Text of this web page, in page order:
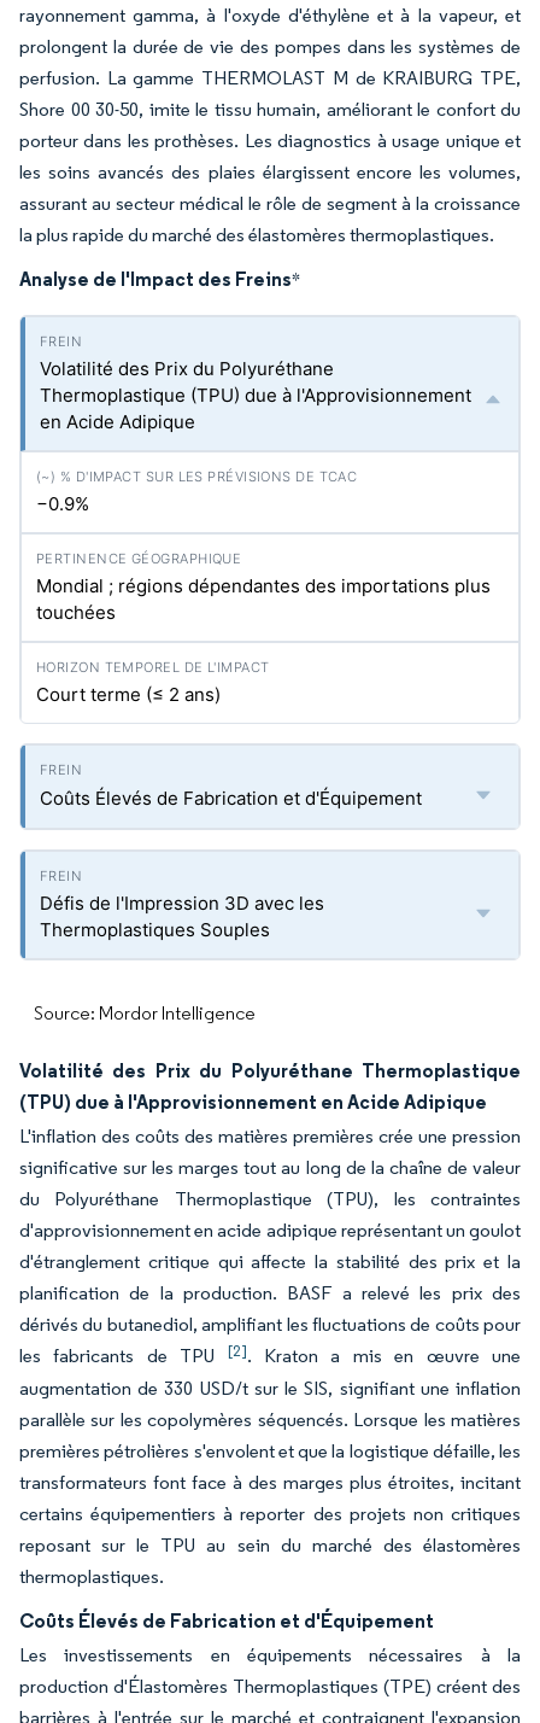
rayonnement gamma, à l'oxyde d'éthylène et à la vapeur, et
prolongent la durée de vie des pompes dans les systèmes de
perfusion. La gamme THERMOLAST M de KRAIBURG TPE,
Shore 00 30-50, imite le tissu humain, améliorant le confort du
porteur dans les prothèses. Les diagnostics à usage unique et
les soins avancés des plaies élargissent encore les volumes,
assurant au secteur médical le rôle de segment à la croissance
la plus rapide du marché des élastomères thermoplastiques.
Analyse de l'Impact des Freins*
Volatilité des Prix du Polyuréthane
Thermoplastique (TPU) due à l'Approvisionnement
en Acide Adipique
−0.9%
Mondial ; régions dépendantes des importations plus
touchées
Court terme (≤ 2 ans)
Coûts Élevés de Fabrication et d'Équipement
Défis de l'Impression 3D avec les
Thermoplastiques Souples
Source: Mordor Intelligence
Volatilité des Prix du Polyuréthane Thermoplastique
(TPU) due à l'Approvisionnement en Acide Adipique
L'inflation des coûts des matières premières crée une pression
significative sur les marges tout au long de la chaîne de valeur
du Polyuréthane Thermoplastique (TPU), les contraintes
d'approvisionnement en acide adipique représentant un goulot
d'étranglement critique qui affecte la stabilité des prix et la
planification de la production. BASF a relevé les prix des
dérivés du butanediol, amplifiant les fluctuations de coûts pour
les fabricants de TPU [2]. Kraton a mis en œuvre une
augmentation de 330 USD/t sur le SIS, signifiant une inflation
parallèle sur les copolymères séquencés. Lorsque les matières
premières pétrolières s'envolent et que la logistique défaille, les
transformateurs font face à des marges plus étroites, incitant
certains équipementiers à reporter des projets non critiques
reposant sur le TPU au sein du marché des élastomères
thermoplastiques.
Coûts Élevés de Fabrication et d'Équipement
Les investissements en équipements nécessaires à la
production d'Élastomères Thermoplastiques (TPE) créent des
barrières à l'entrée sur le marché et contraignent l'expansion